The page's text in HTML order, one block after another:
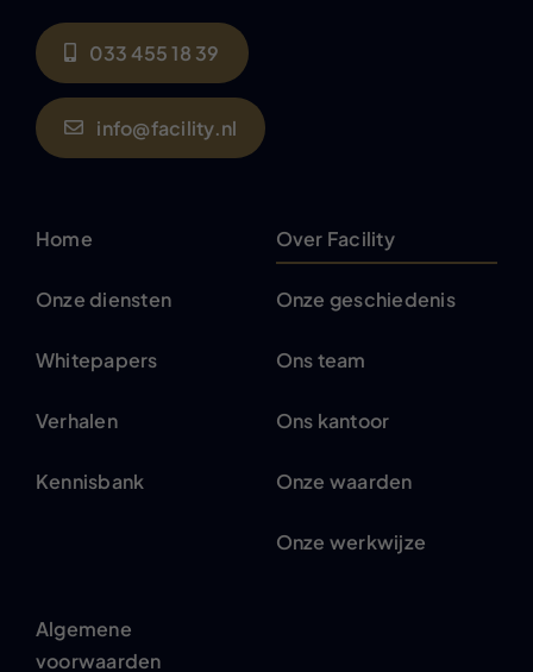
033 455 18 39
info@facility.nl
Home
Onze diensten
Whitepapers
Verhalen
Kennisbank
Over Facility
Onze geschiedenis
Ons team
Ons kantoor
Onze waarden
Onze werkwijze
Algemene
voorwaarden